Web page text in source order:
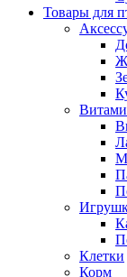
Товары для
Клетки
Корм